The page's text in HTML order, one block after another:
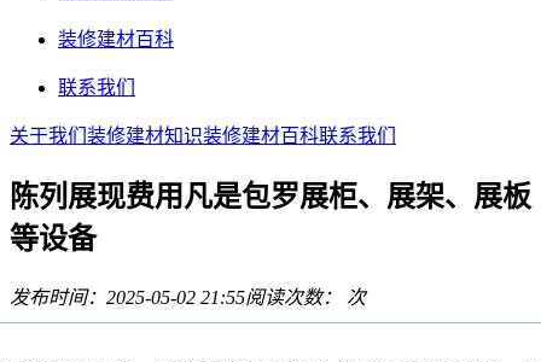
装修建材百科
联系我们
关于我们 装修建材知识装修建材百科联系我们
陈列展现费用凡是包罗展柜、展架、展板
等设备
发布时间：2025-05-02 21:55阅读次数： 次